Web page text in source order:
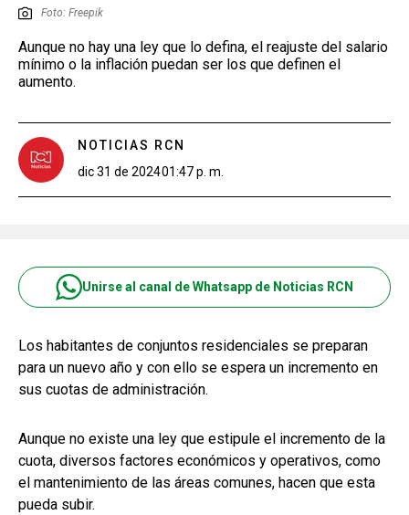
Foto: Freepik
Aunque no hay una ley que lo defina, el reajuste del salario
mínimo o la inflación puedan ser los que definen el
aumento.
NOTICIAS RCN
dic 31 de 202401:47 p. m.
Unirse al canal de Whatsapp de Noticias RCN
Los habitantes de conjuntos residenciales se preparan
para un nuevo año y con ello se espera un incremento en
sus cuotas de administración.
Aunque no existe una ley que estipule el incremento de la
cuota, diversos factores económicos y operativos, como
el mantenimiento de las áreas comunes, hacen que esta
pueda subir.